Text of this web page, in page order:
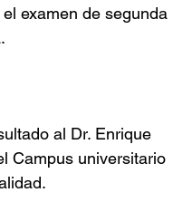
examen de segunda
al Dr. Enrique
Campus universitario